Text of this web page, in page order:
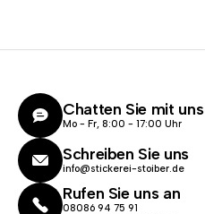
Chatten Sie mit uns
Mo - Fr, 8:00 - 17:00 Uhr
Schreiben Sie uns
info@stickerei-stoiber.de
Rufen Sie uns an
08086 94 75 91